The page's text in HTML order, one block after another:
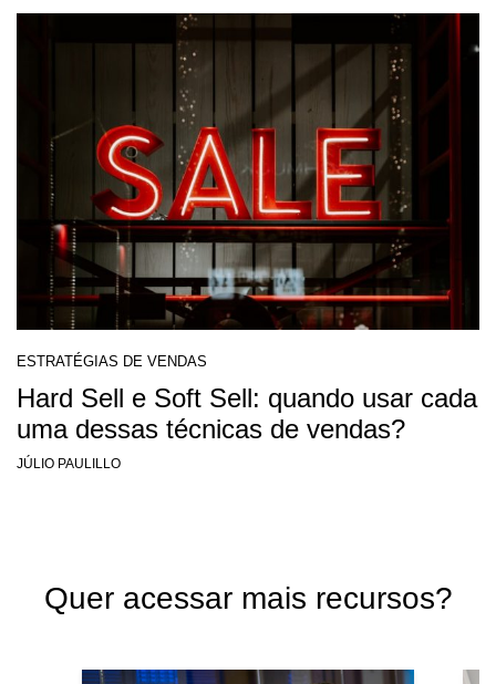
ESTRATÉGIAS DE VENDAS
Hard Sell e Soft Sell: quando usar cada
uma dessas técnicas de vendas?
JÚLIO PAULILLO
Quer acessar mais recursos?